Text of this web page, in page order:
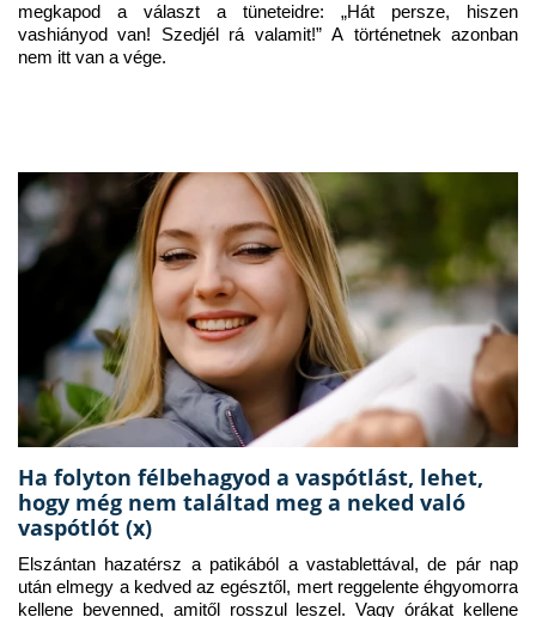
megkapod a választ a tüneteidre: „Hát persze, hiszen
vashiányod van! Szedjél rá valamit!” A történetnek azonban
nem itt van a vége.
Ha folyton félbehagyod a vaspótlást, lehet,
hogy még nem találtad meg a neked való
vaspótlót (x)
Elszántan hazatérsz a patikából a vastablettával, de pár nap
után elmegy a kedved az egésztől, mert reggelente éhgyomorra
kellene bevenned, amitől rosszul leszel. Vagy órákat kellene